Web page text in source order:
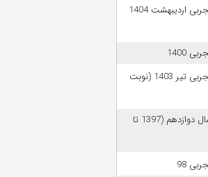
سوالات و پاسخ تشریحی کنکور تجربی اردیبهشت 1404
1400
سوالات و پاسخ تشریحی کنکور تجربی تیر 1403 (نوبت
سوالات امتحان نهایی فیزیک 3 سال دوازدهم (1397 تا
98